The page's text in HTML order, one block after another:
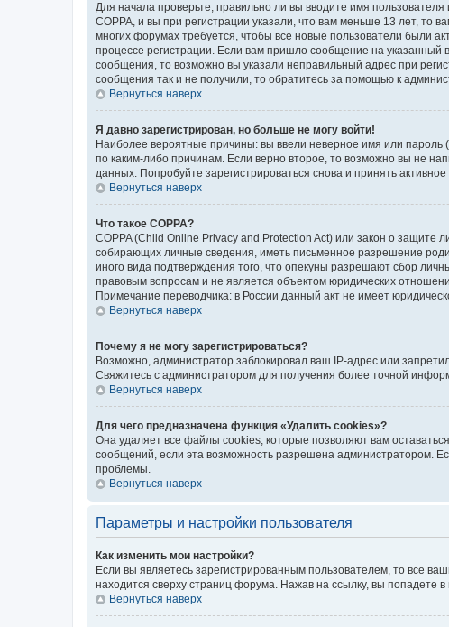
Для начала проверьте, правильно ли вы вводите имя
COPPA, и вы при регистрации указали, что вам меньше 13 лет, то
многих форумах требуется, чтобы все новые пользователи были
процессе регистрации. Если вам пришло сообщение на указанный
сообщения, то возможно вы указали неправильный адрес при
сообщения так и не получили, то обратитесь за помощью к
Вернуться наверх
Я давно зарегистрирован, но больше не могу войти!
Наиболее вероятные причины: вы ввели неверное имя или пароль
по каким-либо причинам. Если верно второе, то возможно вы не
данных. Попробуйте зарегистрироваться снова и принять активное
Вернуться наверх
Что такое COPPA?
COPPA (Child Online Privacy and Protection Act) или закон о
собирающих личные сведения, иметь письменное разрешение
иного вида подтверждения того, что опекуны разрешают сбор
правовым вопросам и не является объектом юридических
Примечание переводчика: в России данный акт не имеет
Вернуться наверх
Почему я не могу зарегистрироваться?
Возможно, администратор заблокировал ваш IP-адрес или
Свяжитесь с администратором для получения более точной
Вернуться наверх
Для чего предназначена функция «Удалить cookies»?
Она удаляет все файлы cookies, которые позволяют вам
сообщений, если эта возможность разрешена администратором.
проблемы.
Вернуться наверх
Параметры и настройки пользователя
Как изменить мои настройки?
Если вы являетесь зарегистрированным пользователем, то все
находится сверху страниц форума. Нажав на ссылку, вы попадете
Вернуться наверх